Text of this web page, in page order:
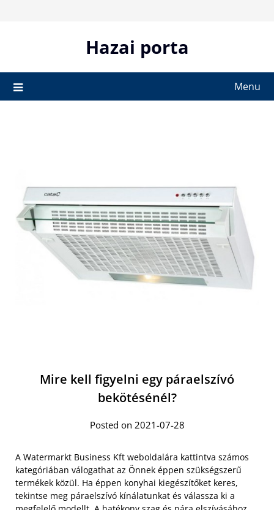
Hazai porta
Menu
Mire kell figyelni egy páraelszívó
bekötésénél?
Posted on 2021-07-28
A Watermarkt Business Kft weboldalára kattintva számos
kategóriában válogathat az Önnek éppen szükségszerű
termékek közül. Ha éppen konyhai kiegészítőket keres,
tekintse meg páraelszívó kínálatunkat és válassza ki a